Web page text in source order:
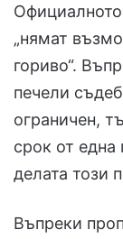
Официалното
„нямат
гориво“.
печели
ограничен,
срок от една
делата този
Въпреки